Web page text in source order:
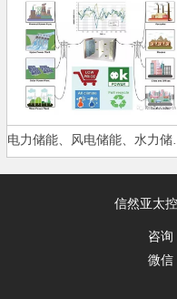
电力储
信然亚太
咨询
微信